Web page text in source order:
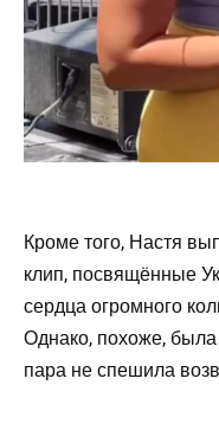
Кроме того, Настя
клип, посвящённые
сердца огромного
Однако, похоже,
пара не спешила